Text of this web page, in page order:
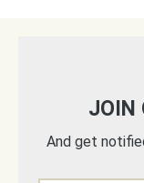
JOIN
And get